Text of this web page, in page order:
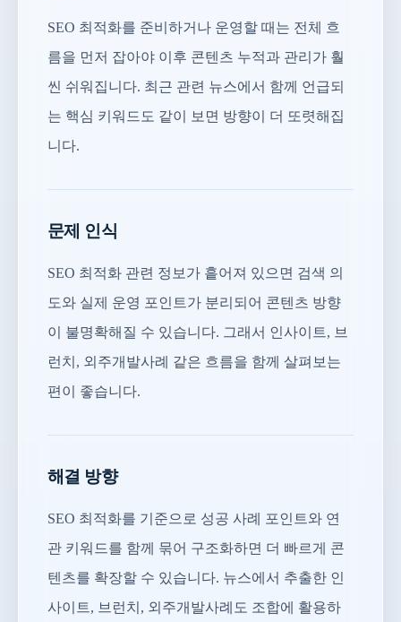
SEO 최적화를 준비하거나 운영할 때는 전체 흐
름을 먼저 잡아야 이후 콘텐츠 누적과 관리가 훨
씬 쉬워집니다. 최근 관련 뉴스에서 함께 언급되
는 핵심 키워드도 같이 보면 방향이 더 또렷해집
니다.
문제 인식
SEO 최적화 관련 정보가 흩어져 있으면 검색 의
도와 실제 운영 포인트가 분리되어 콘텐츠 방향
이 불명확해질 수 있습니다. 그래서 인사이트, 브
런치, 외주개발사례 같은 흐름을 함께 살펴보는
편이 좋습니다.
해결 방향
SEO 최적화를 기준으로 성공 사례 포인트와 연
관 키워드를 함께 묶어 구조화하면 더 빠르게 콘
텐츠를 확장할 수 있습니다. 뉴스에서 추출한 인
사이트, 브런치, 외주개발사례도 조합에 활용하